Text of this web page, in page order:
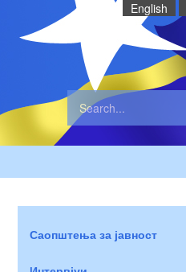
English
Саопштења за јавност